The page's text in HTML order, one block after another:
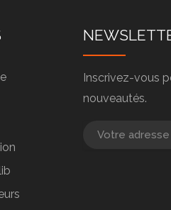
Inscrivez-vous
nouveautés.